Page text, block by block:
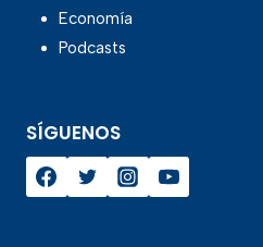
Economía
Podcasts
SÍGUENOS